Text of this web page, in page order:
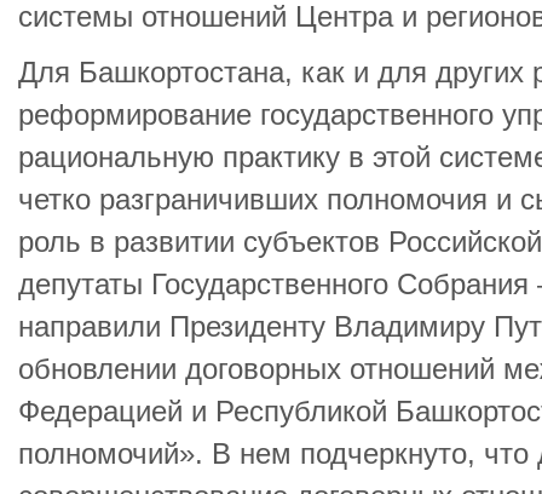
системы отношений Центра и
Для Башкортостана, как и для других
реформирование государственного
рациональную практику в этой
четко разграничивших полномочия и
роль в развитии субъектов
депутаты Государственного
направили Президенту Владимиру
обновлении договорных отношений
Федерацией и Республикой
полномочий». В нем подчеркнуто,